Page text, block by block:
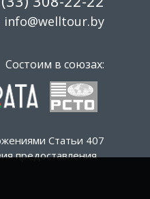
info@welltour.by
Состоим в союзах:
Статьи 407
предоставления